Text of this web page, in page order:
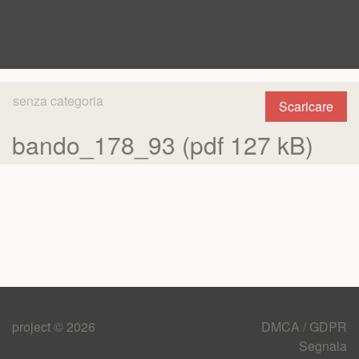
Scaricare
senza categoria
bando_178_93 (pdf 127 kB)
project © 2026
DMCA / GDPR
Segnala